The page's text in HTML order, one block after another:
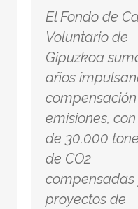
El Fondo de
Voluntario de
Gipuzkoa
años
emisiones,
de 30.000
de CO2
compensadas
proyectos de